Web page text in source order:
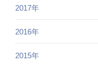
2017年
2016年
2015年